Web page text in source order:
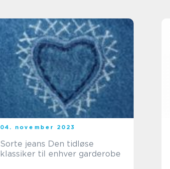
04. november 2023
Sorte jeans Den tidløse
klassiker til enhver garderobe